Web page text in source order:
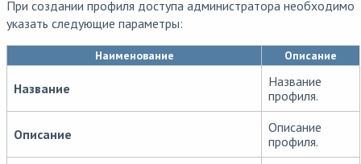
При создании профиля доступа администратора необходимо
указать следующие параметры:
Наименование Описание
Название
Название
профиля.
Описание
Описание
профиля.